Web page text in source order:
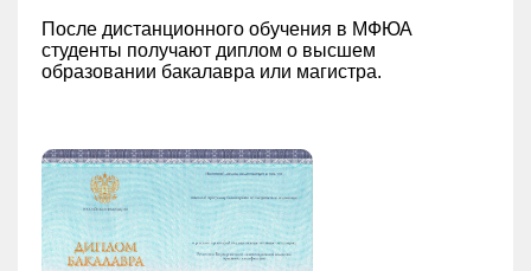
После дистанционного обучения в МФЮА
студенты получают диплом о высшем
образовании бакалавра или магистра.